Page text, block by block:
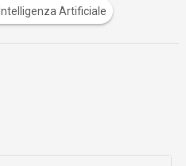
Intelligenza Artificiale